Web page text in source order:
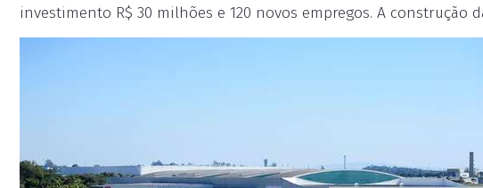
investimento R$ 30 milhões e 120 novos empregos. A